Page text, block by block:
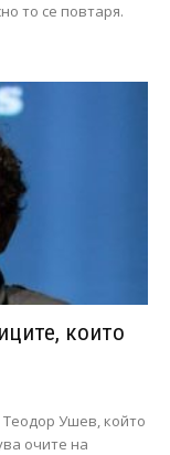
то се повтаря.
които
Ушев, който
очите на